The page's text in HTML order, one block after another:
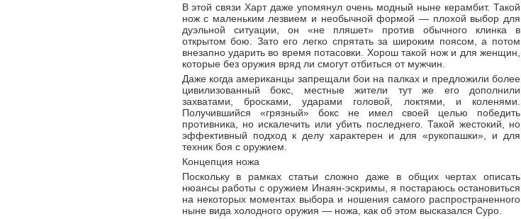
В этой связи Харт даже упомянул очень модный ныне керамбит. Такой
нож с маленьким лезвием и необычной формой — плохой выбор для
дуэльной ситуации, он «не пляшет» против обычного клинка в
открытом бою. Зато его легко спрятать за широким поясом, а потом
внезапно ударить во время потасовки. Хорош такой нож и для женщин,
которые без оружия вряд ли смогут отбиться от мужчин.
Даже когда американцы запрещали бои на палках и предложили более
цивилизованный бокс, местные жители тут же его дополнили
захватами, бросками, ударами головой, локтями, и коленями.
Получившийся «грязный» бокс не имел своей целью победить
противника, но искалечить или убить последнего. Такой жестокий, но
эффективный подход к делу характерен и для «рукопашки», и для
техник боя с оружием.
Концепция ножа
Поскольку в рамках статьи сложно даже в общих чертах описать
нюансы работы с оружием Инаян-эскримы, я постараюсь остановиться
на некоторых моментах выбора и ношения самого распространенного
ныне вида холодного оружия — ножа, как об этом высказался Суро.